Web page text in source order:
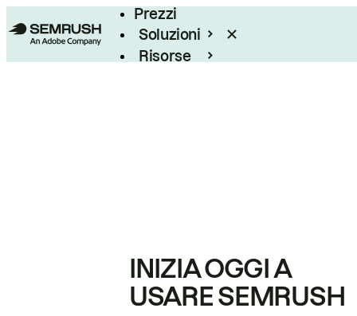
Prezzi
Soluzioni
Risorse
INIZIA OGGI A
USARE SEMRUSH